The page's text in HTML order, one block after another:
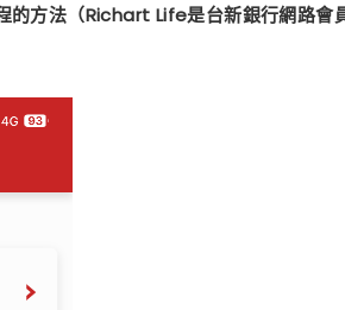
方法（Richart Life是台新銀行網路會